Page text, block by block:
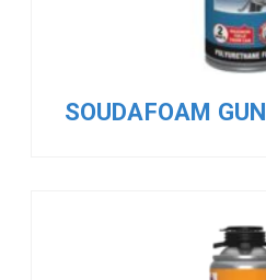
SOUDAFOAM GUN